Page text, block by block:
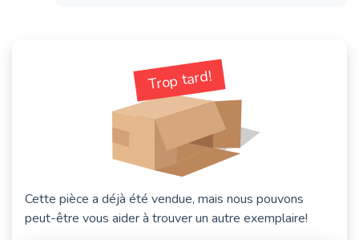
Trop tard!
Cette pièce a déjà été vendue, mais nous pouvons
peut-être vous aider à trouver un autre exemplaire!